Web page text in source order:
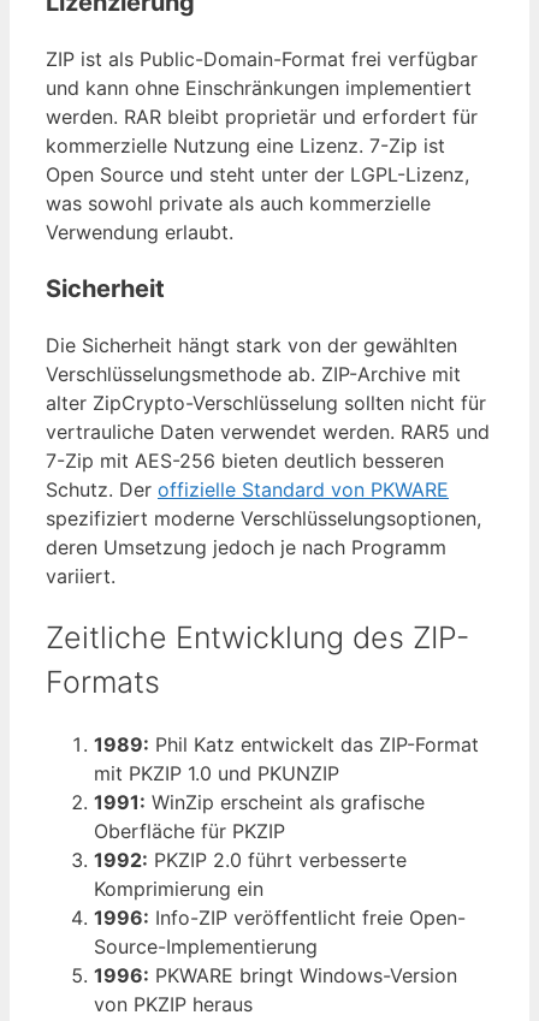
ZIP ist als Public-Domain-Format frei verfügbar
und kann ohne Einschränkungen implementiert
werden. RAR bleibt proprietär und erfordert für
kommerzielle Nutzung eine Lizenz. 7-Zip ist
Open Source und steht unter der LGPL-Lizenz,
was sowohl private als auch kommerzielle
Verwendung erlaubt.
Sicherheit
Die Sicherheit hängt stark von der gewählten
Verschlüsselungsmethode ab. ZIP-Archive mit
alter ZipCrypto-Verschlüsselung sollten nicht für
vertrauliche Daten verwendet werden. RAR5 und
7-Zip mit AES-256 bieten deutlich besseren
Schutz. Der offizielle Standard von PKWARE
spezifiziert moderne Verschlüsselungsoptionen,
deren Umsetzung jedoch je nach Programm
variiert.
Zeitliche Entwicklung des ZIP-
Formats
1989: Phil Katz entwickelt das ZIP-Format
mit PKZIP 1.0 und PKUNZIP
1991: WinZip erscheint als grafische
Oberfläche für PKZIP
1992: PKZIP 2.0 führt verbesserte
Komprimierung ein
1996: Info-ZIP veröffentlicht freie Open-
Source-Implementierung
1996: PKWARE bringt Windows-Version
von PKZIP heraus